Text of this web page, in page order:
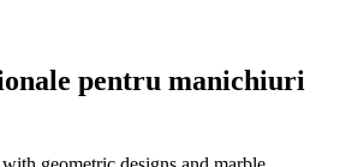
pentru manichiuri